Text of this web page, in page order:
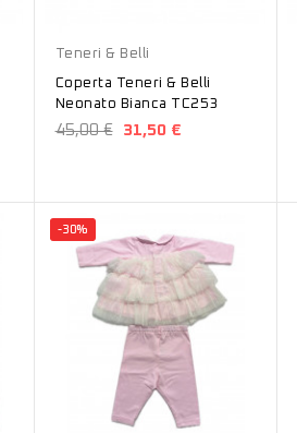
Teneri & Belli
Coperta Teneri & Belli
Neonato Bianca TC253
45,00 € 31,50 €
-30%